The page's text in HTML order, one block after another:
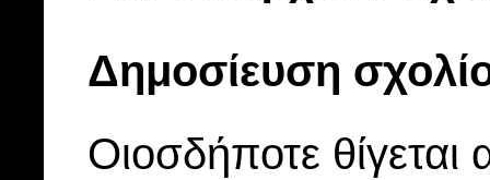
Δημοσίευση
Οιοσδήποτε